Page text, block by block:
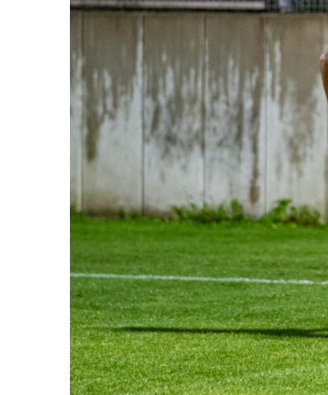
LIGA – SPIELPLAN
LIGA – TORSCHÜTZEN
LIGA – ZUSCHAUER
LIGA – FAIRNESSTABELLE
LIGA – WECHSELBÖRSE
PRESSE / MEDIEN
AH-TURNIER
SCHIEDSRICHTER
SCHNÜRLES
EISHOCKEY
HISTORIE
1. CFR
SAISON
SAISON
1. FC
VFR